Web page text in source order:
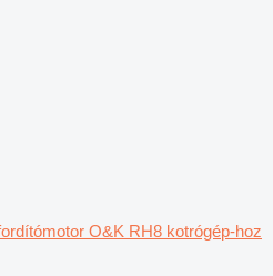
O&K RH8 kotrógép-hoz